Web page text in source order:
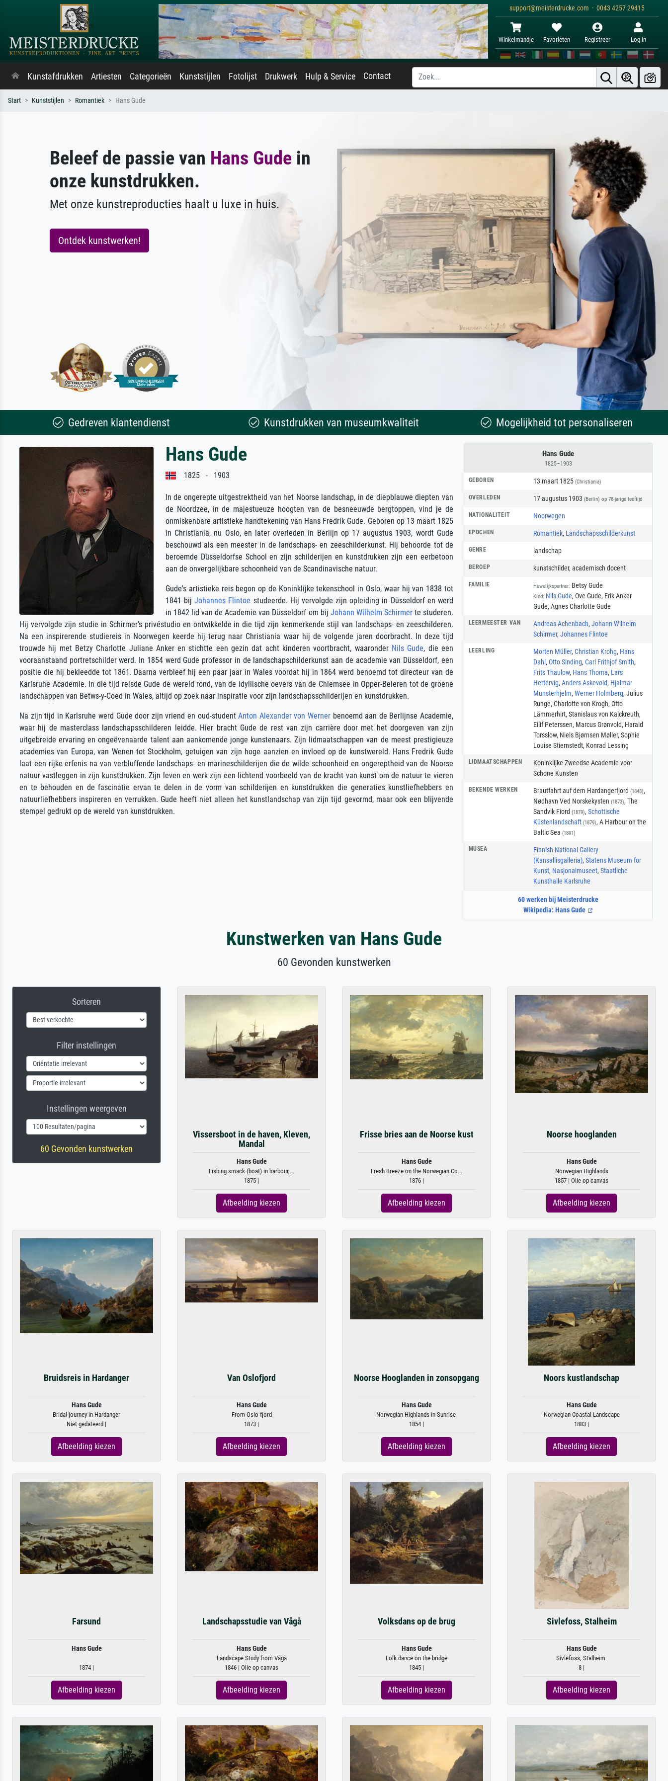
support@meisterdrucke.com · 0043 4257 29415
Winkelmandje Favorieten Registreer Log in
Kunstafdrukken Artiesten Categorieën Kunststijlen Fotolijst Drukwerk Hulp & Service Contact
Start Kunststijlen Romantiek Hans Gude
Beleef de passie van Hans Gude in
onze kunstdrukken.
Met onze kunstreproducties haalt u luxe in huis.
Ontdek kunstwerken!
Gedreven klantendienst Kunstdrukken van museumkwaliteit Mogelijkheid tot personaliseren
Hans Gude
1825–1903
GEBOREN 13 maart 1825 (Christiania)
OVERLEDEN 17 augustus 1903 (Berlin) op 78-jarige leeftijd
NATIONALITEIT Noorwegen
EPOCHEN Romantiek, Landschapsschilderkunst
GENRE landschap
BEROEP kunstschilder, academisch docent
FAMILIE Huwelijkspartner: Betsy Gude
Kind: Nils Gude, Ove Gude, Erik Anker
Gude, Agnes Charlotte Gude
LEERMEESTER VAN Andreas Achenbach, Johann Wilhelm
Schirmer, Johannes Flintoe
LEERLING Morten Müller, Christian Krohg, Hans
Dahl , Otto Sinding, Carl Frithjof Smith,
Frits Thaulow, Hans Thoma, Lars
Hertervig, Anders Askevold, Hjalmar
Munsterhjelm, Werner Holmberg, Julius
Runge, Charlotte von Krogh, Otto
Lämmerhirt, Stanislaus von Kalckreuth,
Eilif Peterssen, Marcus Grønvold, Harald
Torsslow, Niels Bjørnsen Møller, Sophie
Louise Stiernstedt, Konrad Lessing
LIDMAATSCHAPPEN
Koninklijke Zweedse Academie voor
Schone Kunsten
BEKENDE WERKEN Brautfahrt auf dem Hardangerfjord (1848),
Nødhavn Ved Norskekysten (1873), The
Sandvik Fiord (1879), Schottische
Küstenlandschaft (1879), A Harbour on the
Baltic Sea (1891)
MUSEA
Finnish National Gallery
(Kansallisgalleria), Statens Museum for
Kunst, Nasjonalmuseet, Staatliche
Kunsthalle Karlsruhe
60 werken bij Meisterdrucke
Wikipedia: Hans Gude
Hans Gude
1825 - 1903
In de ongerepte uitgestrektheid van het Noorse landschap, in de diepblauwe diepten van
de Noordzee, in de majestueuze hoogten van de besneeuwde bergtoppen, vind je de
onmiskenbare artistieke handtekening van Hans Fredrik Gude. Geboren op 13 maart 1825
in Christiania, nu Oslo, en later overleden in Berlijn op 17 augustus 1903, wordt Gude
beschouwd als een meester in de landschaps- en zeeschilderkunst. Hij behoorde tot de
beroemde Düsseldorfse School en zijn schilderijen en kunstdrukken zijn een eerbetoon
aan de onvergelijkbare schoonheid van de Scandinavische natuur.
Gude's artistieke reis begon op de Koninklijke tekenschool in Oslo, waar hij van 1838 tot
1841 bijJohannes Flintoe studeerde. Hij vervolgde zijn opleiding in Düsseldorf en werd
in 1842 lid van de Academie van Düsseldorf om bij Johann Wilhelm Schirmerte studeren.
Hij vervolgde zijn studie in Schirmer's privéstudio en ontwikkelde in die tijd zijn kenmerkende stijl van landschaps- en zeeschilderen.
Na een inspirerende studiereis in Noorwegen keerde hij terug naar Christiania waar hij de volgende jaren doorbracht. In deze tijd
trouwde hij met Betzy Charlotte Juliane Anker en stichtte een gezin dat acht kinderen voortbracht, waaronder Nils Gude, die een
vooraanstaand portretschilder werd. In 1854 werd Gude professor in de landschapschilderkunst aan de academie van Düsseldorf, een
positie die hij bekleedde tot 1861. Daarna verbleef hij een paar jaar in Wales voordat hij in 1864 werd benoemd tot directeur van de
Karlsruhe Academie. In die tijd reisde Gude de wereld rond, van de idyllische oevers van de Chiemsee in Opper-Beieren tot de groene
landschappen van Betws-y-Coed in Wales, altijd op zoek naar inspiratie voor zijn landschapsschilderijen en kunstdrukken.
Na zijn tijd in Karlsruhe werd Gude door zijn vriend en oud-studentAnton Alexander von Wernerbenoemd aan de Berlijnse Academie,
waar hij de masterclass landschapsschilderen leidde. Hier bracht Gude de rest van zijn carrière door met het doorgeven van zijn
uitgebreide ervaring en ongeëvenaarde talent aan aankomende jonge kunstenaars. Zijn lidmaatschappen van de meest prestigieuze
academies van Europa, van Wenen tot Stockholm, getuigen van zijn hoge aanzien en invloed op de kunstwereld. Hans Fredrik Gude
laat een rijke erfenis na van verbluffende landschaps- en marineschilderijen die de wilde schoonheid en ongereptheid van de Noorse
natuur vastleggen in zijn kunstdrukken. Zijn leven en werk zijn een lichtend voorbeeld van de kracht van kunst om de natuur te vieren
en te behouden en de fascinatie ervan te delen in de vorm van schilderijen en kunstdrukken die generaties kunstliefhebbers en
natuurliefhebbers inspireren en verrukken. Gude heeft niet alleen het kunstlandschap van zijn tijd gevormd, maar ook een blijvende
stempel gedrukt op de wereld van kunstdrukken.
Kunstwerken van Hans Gude
60 Gevonden kunstwerken
Sorteren
Filter instellingen
Instellingen weergeven
60 Gevonden kunstwerken
Vissersboot in de haven, Kleven,
Mandal
Hans Gude
Fishing smack (boat) in harbour,...
1875 |
Afbeelding kiezen
Frisse bries aan de Noorse kust
Hans Gude
Fresh Breeze on the Norwegian Co...
1876 |
Afbeelding kiezen
Noorse hooglanden
Hans Gude
Norwegian Highlands
1857 | Olie op canvas
Afbeelding kiezen
Bruidsreis in Hardanger
Hans Gude
Bridal journey in Hardanger
Niet gedateerd |
Afbeelding kiezen
Van Oslofjord
Hans Gude
From Oslo fjord
1873 |
Afbeelding kiezen
Noorse Hooglanden in zonsopgang
Hans Gude
Norwegian Highlands in Sunrise
1854 |
Afbeelding kiezen
Noors kustlandschap
Hans Gude
Norwegian Coastal Landscape
1883 |
Afbeelding kiezen
Farsund
Hans Gude
1874 |
Afbeelding kiezen
Landschapsstudie van Vågå
Hans Gude
Landscape Study from Vågå
1846 | Olie op canvas
Afbeelding kiezen
Volksdans op de brug
Hans Gude
Folk dance on the bridge
1845 |
Afbeelding kiezen
Sivlefoss, Stalheim
Hans Gude
Sivlefoss, Stalheim
8 |
Afbeelding kiezen